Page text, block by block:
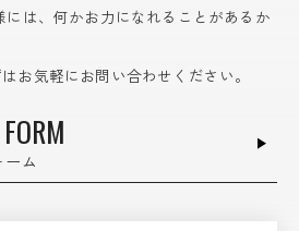
には、何かお力になれることがあるか
お気軽にお問い合わせください。
ーム